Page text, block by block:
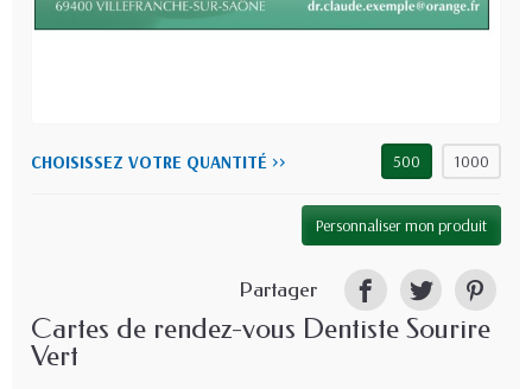
CHOISISSEZ VOTRE QUANTITÉ >> 500 1000
Personnaliser mon produit
Partager
Cartes de rendez-vous Dentiste Sourire
Vert